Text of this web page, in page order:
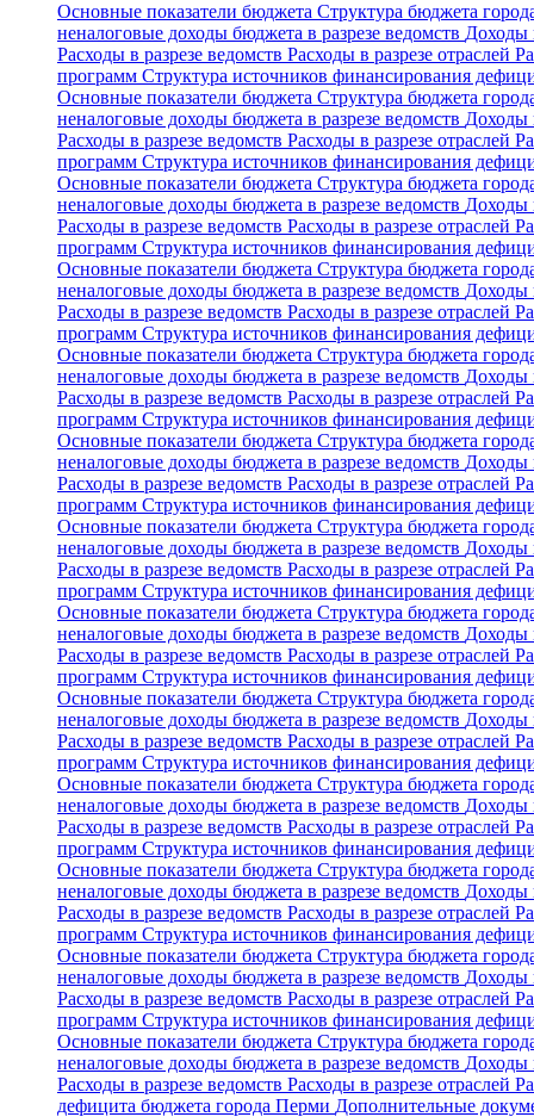
Основные показатели бюджета Структура бюджета
неналоговые доходы бюджета в разрезе ведомств Доходы
Расходы в разрезе ведомств Расходы в разрезе отраслей
программ Структура источников финансирования
Основные показатели бюджета Структура бюджета
неналоговые доходы бюджета в разрезе ведомств Доходы
Расходы в разрезе ведомств Расходы в разрезе отраслей
программ Структура источников финансирования
Основные показатели бюджета Структура бюджета
неналоговые доходы бюджета в разрезе ведомств Доходы
Расходы в разрезе ведомств Расходы в разрезе отраслей
программ Структура источников финансирования
Основные показатели бюджета Структура бюджета
неналоговые доходы бюджета в разрезе ведомств Доходы
Расходы в разрезе ведомств Расходы в разрезе отраслей
программ Структура источников финансирования
Основные показатели бюджета Структура бюджета
неналоговые доходы бюджета в разрезе ведомств Доходы
Расходы в разрезе ведомств Расходы в разрезе отраслей
программ Структура источников финансирования
Основные показатели бюджета Структура бюджета
неналоговые доходы бюджета в разрезе ведомств Доходы
Расходы в разрезе ведомств Расходы в разрезе отраслей
программ Структура источников финансирования
Основные показатели бюджета Структура бюджета
неналоговые доходы бюджета в разрезе ведомств Доходы
Расходы в разрезе ведомств Расходы в разрезе отраслей
программ Структура источников финансирования
Основные показатели бюджета Структура бюджета
неналоговые доходы бюджета в разрезе ведомств Доходы
Расходы в разрезе ведомств Расходы в разрезе отраслей
программ Структура источников финансирования
Основные показатели бюджета Структура бюджета
неналоговые доходы бюджета в разрезе ведомств Доходы
Расходы в разрезе ведомств Расходы в разрезе отраслей
программ Структура источников финансирования
Основные показатели бюджета Структура бюджета
неналоговые доходы бюджета в разрезе ведомств Доходы
Расходы в разрезе ведомств Расходы в разрезе отраслей
программ Структура источников финансирования
Основные показатели бюджета Структура бюджета
неналоговые доходы бюджета в разрезе ведомств Доходы
Расходы в разрезе ведомств Расходы в разрезе отраслей
программ Структура источников финансирования
Основные показатели бюджета Структура бюджета
неналоговые доходы бюджета в разрезе ведомств Доходы
Расходы в разрезе ведомств Расходы в разрезе отраслей
программ Структура источников финансирования
Основные показатели бюджета Структура бюджета
неналоговые доходы бюджета в разрезе ведомств Доходы
Расходы в разрезе ведомств Расходы в разрезе отраслей
дефицита бюджета города Перми Дополнительные